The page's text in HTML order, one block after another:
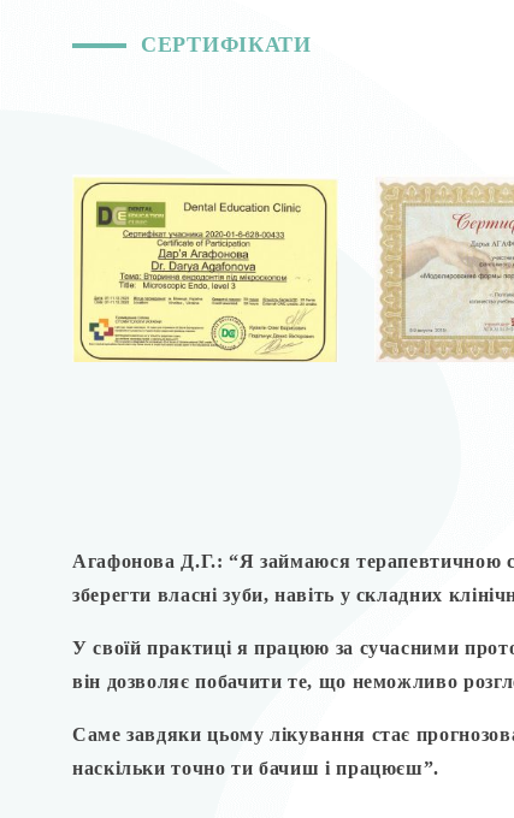
СЕРТИФІКАТИ
Агафонова Д.Г.: “Я займаюся терапевтичною
зберегти власні зуби, навіть у складних
У своїй практиці я працюю за сучасними
він дозволяє побачити те, що неможливо
Саме завдяки цьому лікування стає
наскільки точно ти бачиш і працюєш”.